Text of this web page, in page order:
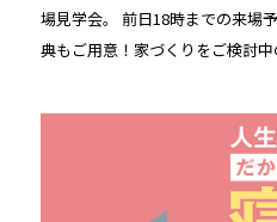
場見学会。 前日18時までの来場
典もご用意！家づくりをご検討中